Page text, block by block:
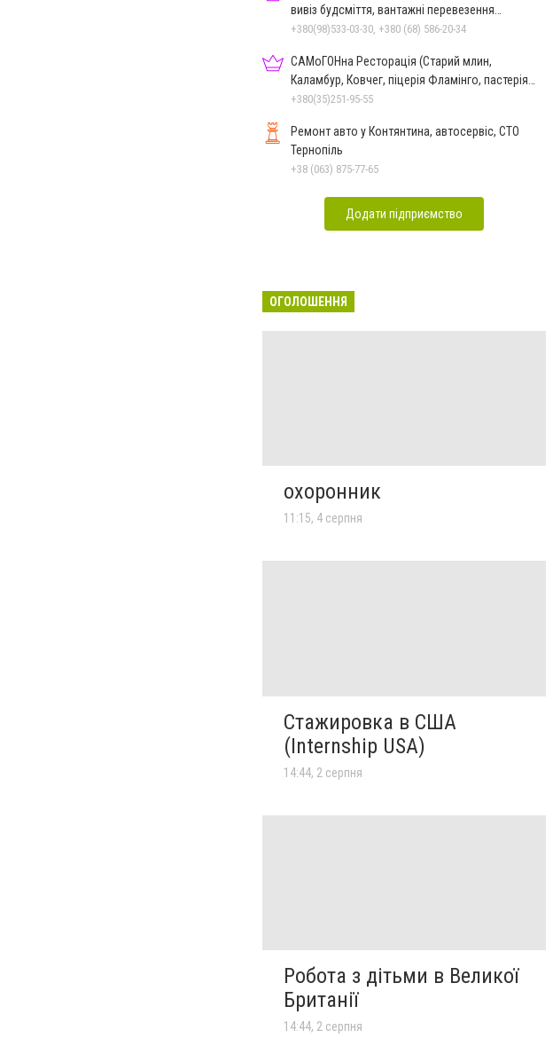
вивіз будсміття, вантажні перевезення
Тернопіль
+380(98)533-03-30, +380 (68) 586-20-34
САМоГОНна Ресторація (Старий млин,
Каламбур, Ковчег, піцерія Фламінго, пастерія
Фламінго)
+380(35)251-95-55
Ремонт авто у Контянтина, автосервіс, СТО
Тернопіль
+38 (063) 875-77-65
Додати підприємство
ОГОЛОШЕННЯ
охоронник
11:15, 4 серпня
Стажировка в США
(Internship USA)
14:44, 2 серпня
Робота з дітьми в Великої
Британії
14:44, 2 серпня